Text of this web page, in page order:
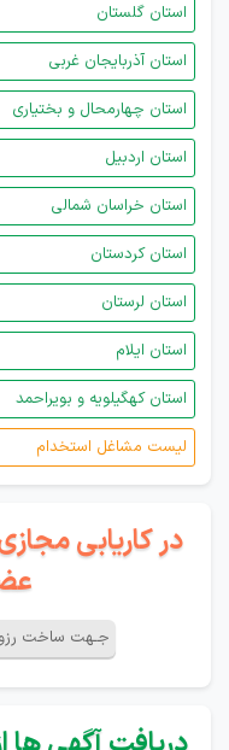
استان گلستان
استان آذربایجان غربی
استان چهارمحال و بختیاری
استان اردبیل
استان خراسان شمالی
استان کردستان
استان لرستان
استان ایلام
استان کهگیلویه و بویراحمد
لیست مشاغل استخدام
در کاریابی
جـهت ساخت